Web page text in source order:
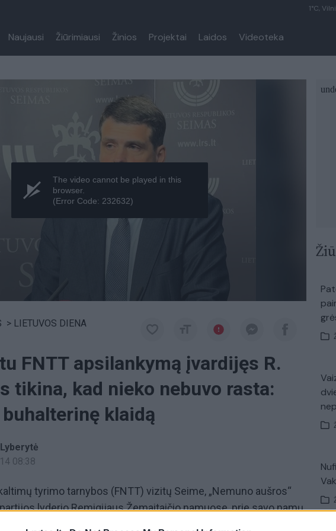
1°C,
Naujausi Žiūrimiausi Žinios Projektai Laidos Videoteka
The video cannot be played in this
browser.
(Error Code: 232632)
> LIETUVOS DIENA
FNTT apsilankymą įvardijęs R.
tikina, kad nieko nebuvo rasta:
klaidą
08:38
tyrimo tarnybos (FNTT) vizitų Seime, „Nemuno aušros“
lyderio Remigijaus Žemaitaičio namuose, prie savo namų
ir pats politikas. Kiek prieš 11 valandą ryto jis atvyko ir į